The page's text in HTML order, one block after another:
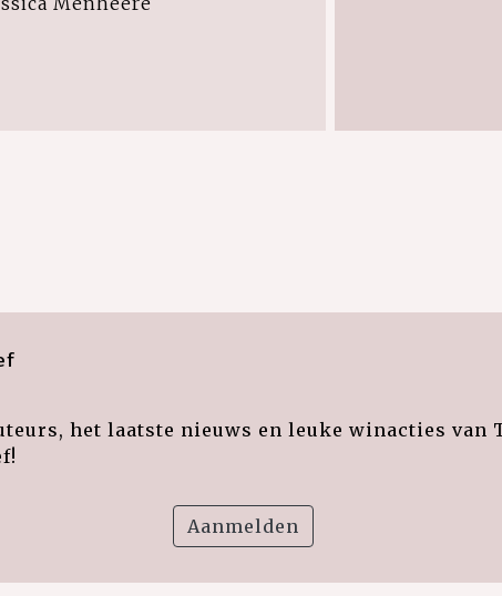
het laatste nieuws en leuke winacties van
Aanmelden